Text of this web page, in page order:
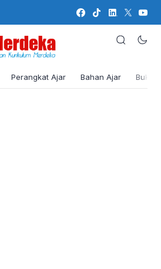
Perangkat Ajar Bahan Ajar Buku